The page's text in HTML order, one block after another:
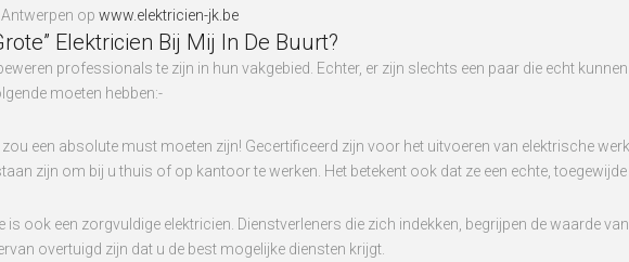
op www.elektricien-jk.be
Elektricien Bij Mij In De Buurt?
professionals te zijn in hun vakgebied. Echter, er zijn slechts een paar die echt
moeten hebben:-
een absolute must moeten zijn! Gecertificeerd zijn voor het uitvoeren van elektrische
zijn om bij u thuis of op kantoor te werken. Het betekent ook dat ze een echte,
is ook een zorgvuldige elektricien. Dienstverleners die zich indekken, begrijpen de waarde
overtuigd zijn dat u de best mogelijke diensten krijgt.